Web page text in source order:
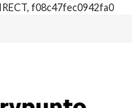
f08c47fec0942fa0